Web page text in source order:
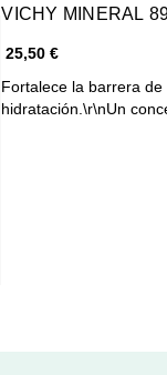
VICHY MINERAL
25,50 €
Fortalece la barrera
hidratación.\r\nUn